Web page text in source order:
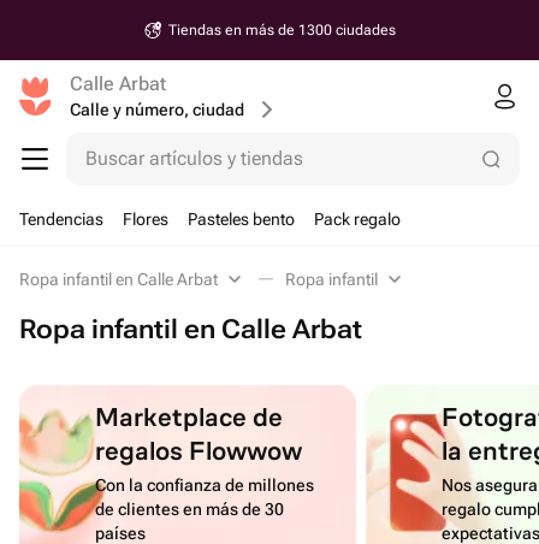
Tiendas en más de 1300 ciudades
Calle Arbat
Calle y número, ciudad
Buscar artículos y tiendas
Tendencias Flores Pasteles bento Pack regalo
Ropa infantil en Calle Arbat Ropa infantil
Ropa infantil en Calle Arbat
Marketplace de
regalos Flowwow
Con la confianza de millones
de clientes en más de 30
países
la
Nos
regalo